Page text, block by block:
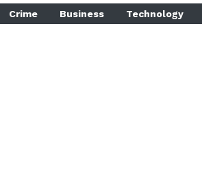
Crime Business Technology